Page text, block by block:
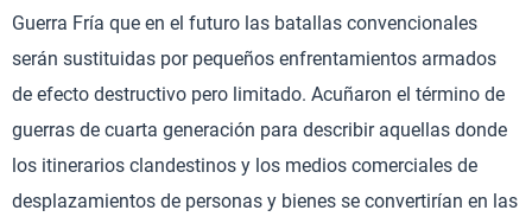
Guerra Fría que en el futuro las batallas convencionales
serán sustituidas por pequeños enfrentamientos armados
de efecto destructivo pero limitado. Acuñaron el término de
guerras de cuarta generación para describir aquellas donde
los itinerarios clandestinos y los medios comerciales de
desplazamientos de personas y bienes se convertirían en las